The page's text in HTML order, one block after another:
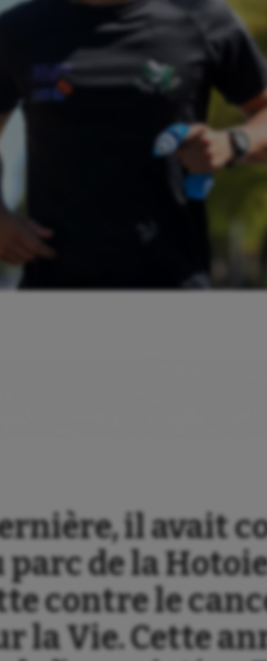
il avait
parc de la
contre le
la Vie. Cette